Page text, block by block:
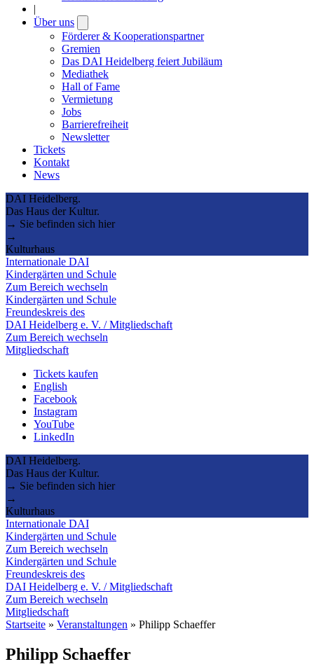
|
Über uns
submenu
Förderer & Kooperationspartner
Gremien
Das DAI Heidelberg feiert Jubiläum
Mediathek
Hall of Fame
Vermietung
Jobs
Barrierefreiheit
Newsletter
Tickets
Kontakt
News
DAI Heidelberg.
Das Haus der Kultur.
→ Sie befinden sich hier
→
Kulturhaus
Internationale DAI
Kindergärten und Schule
Zum Bereich wechseln
Kindergärten und Schule
Freundeskreis des
DAI Heidelberg e. V. / Mitgliedschaft
Zum Bereich wechseln
Mitgliedschaft
Tickets kaufen
English
Facebook
Instagram
YouTube
LinkedIn
DAI Heidelberg.
Das Haus der Kultur.
→ Sie befinden sich hier
→
Kulturhaus
Internationale DAI
Kindergärten und Schule
Zum Bereich wechseln
Kindergärten und Schule
Freundeskreis des
DAI Heidelberg e. V. / Mitgliedschaft
Zum Bereich wechseln
Mitgliedschaft
Startseite » Veranstaltungen » Philipp Schaeffer
Philipp Schaeffer